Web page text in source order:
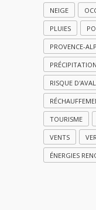
NEIGE
PLUIES
PROVENCE-
RISQUE
TOURISME
VENTS
ÉNERGIES